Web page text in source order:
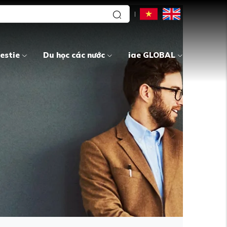
Du học các nước iae GLOBAL